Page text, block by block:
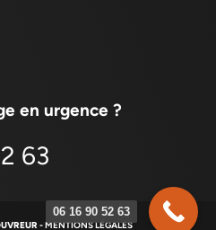
en urgence ?
63
-MENTIONS LÉGALES
06 16 90 52 63